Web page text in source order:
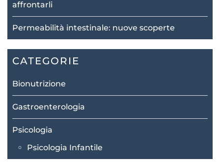
affrontarli
Permeabilità intestinale: nuove scoperte
CATEGORIE
Bionutrizione
Gastroenterologia
Psicologia
Psicologia Infantile